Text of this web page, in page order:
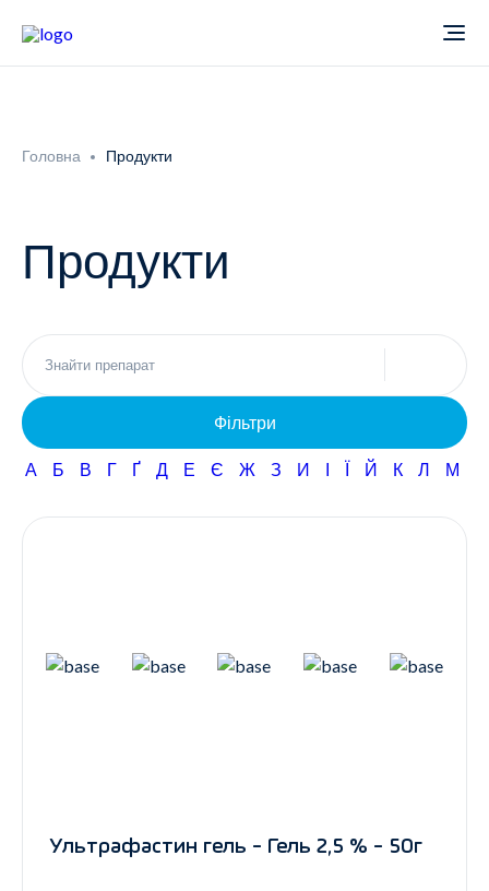
Новини
Неврологія
Фармаконагляд
Кар'єра
Головна Продукти
Продукти
Фільтри
А Б В Г Ґ Д Е Є Ж З И І Ї Й К Л М
Ультрафастин гель - Гель 2,5 % - 50г